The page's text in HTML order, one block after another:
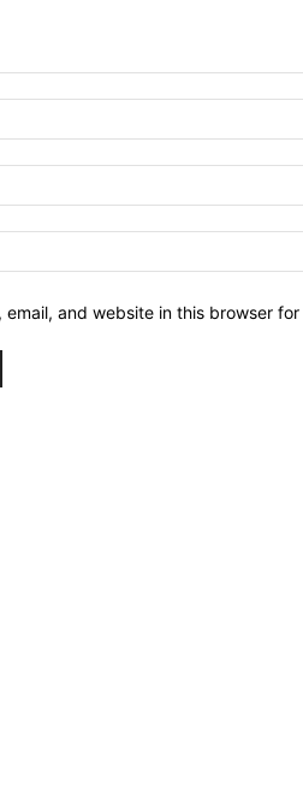
email, and website in this browser